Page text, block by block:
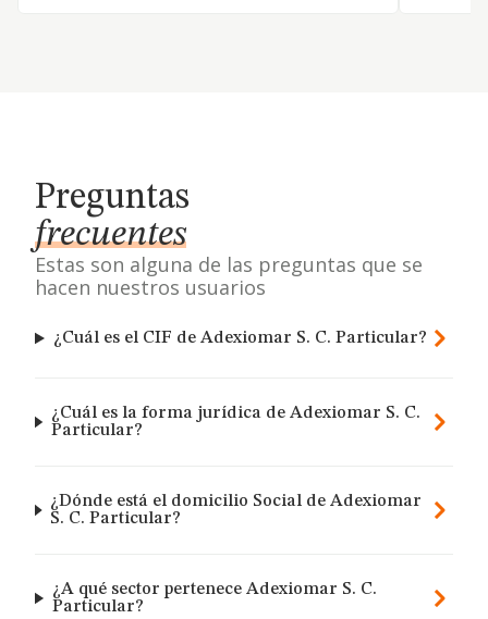
Preguntas
frecuentes
Estas son alguna de las preguntas que se
hacen nuestros usuarios
¿Cuál es el CIF de Adexiomar S. C. Particular?
¿Cuál es la forma jurídica de Adexiomar S. C.
Particular?
¿Dónde está el domicilio Social de Adexiomar
S. C. Particular?
¿A qué sector pertenece Adexiomar S. C.
Particular?